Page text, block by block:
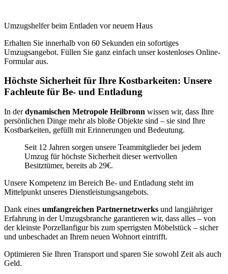
Umzugshelfer beim Entladen vor neuem Haus
Erhalten Sie innerhalb von 60 Sekunden ein sofortiges
Umzugsangebot. Füllen Sie ganz einfach unser kostenloses Online-
Formular aus.
Höchste Sicherheit für Ihre Kostbarkeiten: Unsere
Fachleute für Be- und Entladung
In derdynamischen Metropole Heilbronn wissen wir, dass Ihre
persönlichen Dinge mehr als bloße Objekte sind – sie sind Ihre
Kostbarkeiten, gefüllt mit Erinnerungen und Bedeutung.
Seit 12 Jahren sorgen unsere Teammitglieder bei jedem
Umzug für höchste Sicherheit dieser wertvollen
Besitztümer, bereits ab 29€.
Unsere Kompetenz im Bereich Be- und Entladung steht im
Mittelpunkt unseres Dienstleistungsangebots.
Dank eines umfangreichen Partnernetzwerks und langjähriger
Erfahrung in der Umzugsbranche garantieren wir, dass alles – von
der kleinste Porzellanfigur bis zum sperrigsten Möbelstück – sicher
und unbeschadet an Ihrem neuen Wohnort eintrifft.
Optimieren Sie Ihren Transport und sparen Sie sowohl Zeit als auch
Geld.